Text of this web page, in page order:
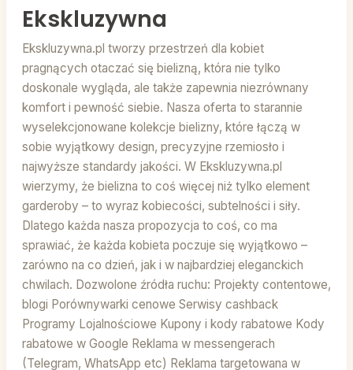
Ekskluzywna
Ekskluzywna.pl tworzy przestrzeń dla kobiet
pragnących otaczać się bielizną, która nie tylko
doskonale wygląda, ale także zapewnia niezrównany
komfort i pewność siebie. Nasza oferta to starannie
wyselekcjonowane kolekcje bielizny, które łączą w
sobie wyjątkowy design, precyzyjne rzemiosło i
najwyższe standardy jakości. W Ekskluzywna.pl
wierzymy, że bielizna to coś więcej niż tylko element
garderoby – to wyraz kobiecości, subtelności i siły.
Dlatego każda nasza propozycja to coś, co ma
sprawiać, że każda kobieta poczuje się wyjątkowo –
zarówno na co dzień, jak i w najbardziej eleganckich
chwilach. Dozwolone źródła ruchu: Projekty contentowe,
blogi Porównywarki cenowe Serwisy cashback
Programy Lojalnościowe Kupony i kody rabatowe Kody
rabatowe w Google Reklama w messengerach
(Telegram, WhatsApp etc) Reklama targetowana w